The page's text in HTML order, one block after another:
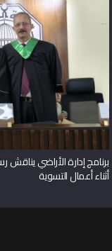
برنامج إدارة الأراضي يناقش
أثناء أعمال التسوية